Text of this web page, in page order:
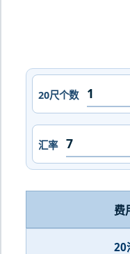
20尺个数
汇率
费
20